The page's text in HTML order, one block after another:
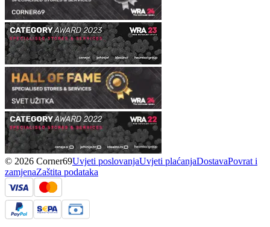
© 2026 Corner69Uvjeti poslovanjaUvjeti plaćanjaDostavaPovrat i
zamjenaZaštita podataka